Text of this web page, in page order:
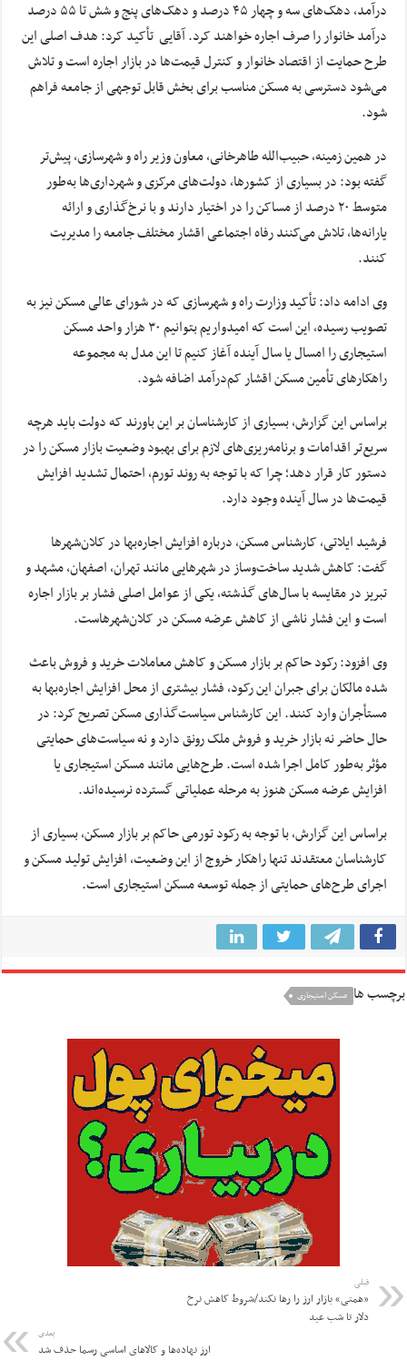
درآمد، دهک‌های سه و چهار ۴۵ درصد و دهک‌های پنج و شش تا ۵۵ درصد
درآمد خانوار را صرف اجاره خواهند کرد. آقایی تأکید کرد: هدف اصلی این
طرح حمایت از اقتصاد خانوار و کنترل قیمت‌ها در بازار اجاره است و تلاش
می‌شود دسترسی به مسکن مناسب برای بخش قابل توجهی از جامعه فراهم
شود.
در همین زمینه، حبیب‌الله طاهرخانی، معاون وزیر راه و شهرسازی، پیش‌تر
گفته بود: در بسیاری از کشورها، دولت‌های مرکزی و شهرداری‌ها به‌طور
متوسط ۲۰ درصد از مساکن را در اختیار دارند و با نرخ‌گذاری و ارائه
یارانه‌ها، تلاش می‌کنند رفاه اجتماعی اقشار مختلف جامعه را مدیریت
کنند.
وی ادامه داد: تأکید وزارت راه و شهرسازی که در شورای عالی مسکن نیز به
تصویب رسیده، این است که امیدواریم بتوانیم ۳۰ هزار واحد مسکن
استیجاری را امسال یا سال آینده آغاز کنیم تا این مدل به مجموعه
راهکارهای تأمین مسکن اقشار کم‌درآمد اضافه شود.
براساس این گزارش، بسیاری از کارشناسان بر این باورند که دولت باید هرچه
سریع‌تر اقدامات و برنامه‌ریزی‌های لازم برای بهبود وضعیت بازار مسکن را در
دستور کار قرار دهد؛ چرا که با توجه به روند تورم، احتمال تشدید افزایش
قیمت‌ها در سال آینده وجود دارد.
فرشید ایلاتی، کارشناس مسکن، درباره افزایش اجاره‌بها در کلان‌شهرها
گفت: کاهش شدید ساخت‌وساز در شهرهایی مانند تهران، اصفهان، مشهد و
تبریز در مقایسه با سال‌های گذشته، یکی از عوامل اصلی فشار بر بازار اجاره
است و این فشار ناشی از کاهش عرضه مسکن در کلان‌شهرهاست.
وی افزود: رکود حاکم بر بازار مسکن و کاهش معاملات خرید و فروش باعث
شده مالکان برای جبران این رکود، فشار بیشتری از محل افزایش اجاره‌بها به
مستأجران وارد کنند. این کارشناس سیاست‌گذاری مسکن تصریح کرد: در
حال حاضر نه بازار خرید و فروش ملک رونق دارد و نه سیاست‌های حمایتی
مؤثر به‌طور کامل اجرا شده است. طرح‌هایی مانند مسکن استیجاری یا
افزایش عرضه مسکن هنوز به مرحله عملیاتی گسترده نرسیده‌اند.
براساس این گزارش، با توجه به رکود تورمی حاکم بر بازار مسکن، بسیاری از
کارشناسان معتقدند تنها راهکار خروج از این وضعیت، افزایش تولید مسکن و
اجرای طرح‌های حمایتی از جمله توسعه مسکن استیجاری است.
برچسب ها مسکن استیجاری
قبلی
«همتی» بازار ارز را رها نکند/شروط کاهش نرخ
دلار تا شب عید
بعدی
ارز نهاده‌ها و کالاهای اساسی رسما حذف شد